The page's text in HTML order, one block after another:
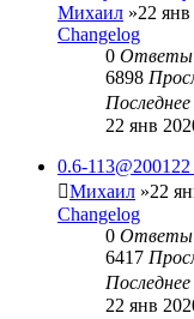
Михаил »22
Changelog
0 Ответы
6898
22 янв
0.6-
Михаил »22
Changelog
0 Ответы
6417
22 янв